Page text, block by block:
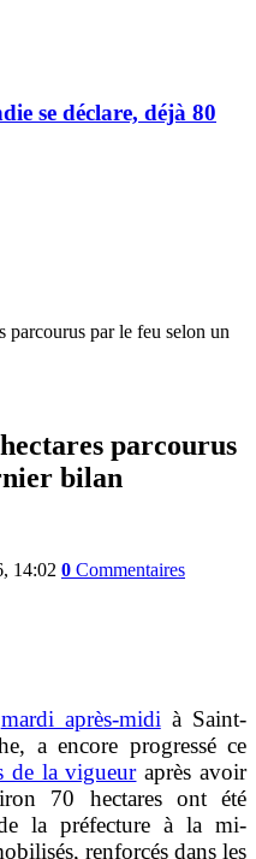
se déclare, déjà 80
parcourus par le feu selon un
parcourus
bilan
14:02 0 Commentaires
mardi après-midià Saint-
a encore progressé ce
de la vigueuraprès avoir
70 hectares ont été
la préfecture à la mi-
renforcés dans les